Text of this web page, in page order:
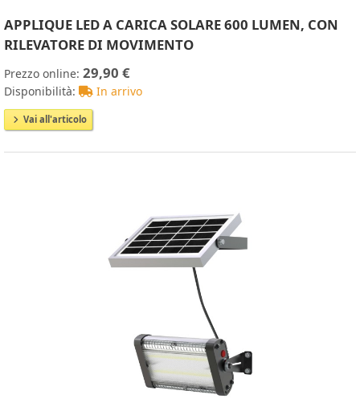
APPLIQUE LED A CARICA SOLARE 600 LUMEN, CON
RILEVATORE DI MOVIMENTO
Prezzo online: 29,90 €
Disponibilità: In arrivo
Vai all'articolo